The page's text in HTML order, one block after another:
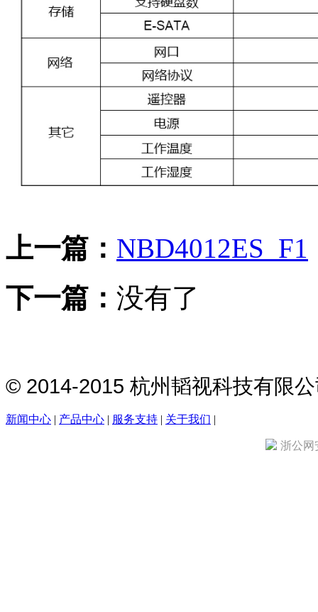
上一篇： NBD4012ES_F1
下一篇： 没有了
© 2014-2015 杭州韬视科技有限
新闻中心 | 产品中心 | 服务支持 | 关于我们 |
浙公网